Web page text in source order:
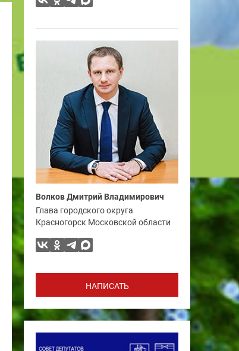
Волков Дмитрий Владимирович
Глава городского округа
Красногорск Московской области
НАПИСАТЬ